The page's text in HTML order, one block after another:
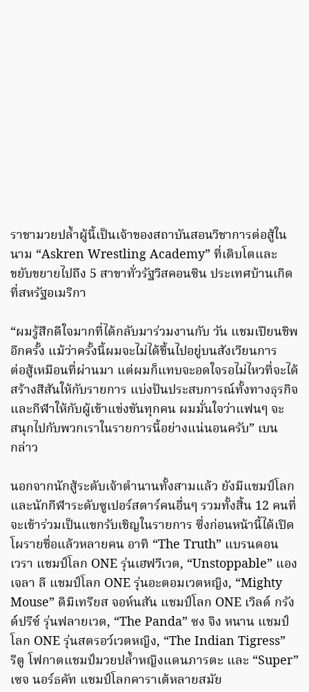
ราชามวยปล้ำผู้นี้เป็นเจ้าของสถาบันสอนวิชาการต่อสู้ใน
นาม “Askren Wrestling Academy” ที่เติบโตและ
ขยับขยายไปถึง 5 สาขาทั่วรัฐวิสคอนซิน ประเทศบ้านเกิด
ที่สหรัฐอเมริกา
“ผมรู้สึกดีใจมากที่ได้กลับมาร่วมงานกับ วัน แชมเปียนชิพ
อีกครั้ง แม้ว่าครั้งนี้ผมจะไม่ได้ขึ้นไปอยู่บนสังเวียนการ
ต่อสู้เหมือนที่ผ่านมา แต่ผมก็แทบจะอดใจรอไม่ไหวที่จะได้
สร้างสีสันให้กับรายการ แบ่งปันประสบการณ์ทั้งทางธุรกิจ
และกีฬาให้กับผู้เข้าแข่งขันทุกคน ผมมั่นใจว่าแฟนๆ จะ
สนุกไปกับพวกเราในรายการนี้อย่างแน่นอนครับ” เบน
กล่าว
นอกจากนักสู้ระดับเจ้าตำนานทั้งสามแล้ว ยังมีแชมป์โลก
และนักกีฬาระดับซูเปอร์สตาร์คนอื่นๆ รวมทั้งสิ้น 12 คนที่
จะเข้าร่วมเป็นแขกรับเชิญในรายการ ซึ่งก่อนหน้านี้ได้เปิด
โผรายชื่อแล้วหลายคน อาทิ “The Truth” แบรนดอน
เวรา แชมป์โลก ONE รุ่นเฮฟวีเวต, “Unstoppable” แอง
เจลา ลี แชมป์โลก ONE รุ่นอะตอมเวตหญิง, “Mighty
Mouse” ดิมิเทรียส จอห์นสัน แชมป์โลก ONE เวิลด์ กรัง
ด์ปรีซ์ รุ่นฟลายเวต, “The Panda” ซง จิง หนาน แชมป์
โลก ONE รุ่นสตรอว์เวตหญิง, “The Indian Tigress”
ริตู โฟกาตแชมป์มวยปล้ำหญิงแดนภารตะ และ “Super”
เซจ นอร์ธคัท แชมป์โลกคาราเต้หลายสมัย